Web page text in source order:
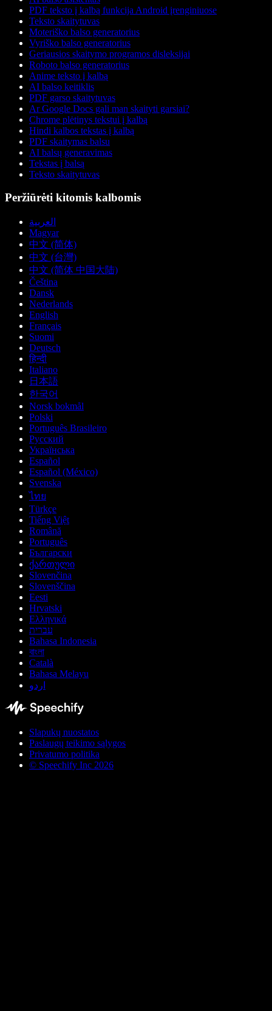
PDF teksto į kalbą funkcija Android įrenginiuose
Teksto skaitytuvas
Moteriško balso generatorius
Vyriško balso generatorius
Geriausios skaitymo programos disleksijai
Roboto balso generatorius
Anime teksto į kalbą
AI balso keitiklis
PDF garso skaitytuvas
Ar Google Docs gali man skaityti garsiai?
Chrome plėtinys tekstui į kalbą
Hindi kalbos tekstas į kalbą
PDF skaitymas balsu
AI balsų generavimas
Tekstas į balsą
Teksto skaitytuvas
Peržiūrėti kitomis kalbomis
العربية
Magyar
中文 (简体)
中文 (台灣)
中文 (简体 中国大陆)
Čeština
Dansk
Nederlands
English
Français
Suomi
Deutsch
हिन्दी
Italiano
日本語
한국어
Norsk bokmål
Polski
Português Brasileiro
Русский
Українська
Español
Español (México)
Svenska
ไทย
Türkçe
Tiếng Việt
Română
Português
Български
ქართული
Slovenčina
Slovenščina
Eesti
Hrvatski
Ελληνικά
עברית
Bahasa Indonesia
বাংলা
Català
Bahasa Melayu
اردو
Slapukų nuostatos
Paslaugų teikimo sąlygos
Privatumo politika
© Speechify Inc 2026